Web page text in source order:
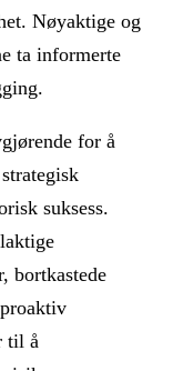
Nøyaktige og
ta informerte
for å
suksess.
bortkastede
til å